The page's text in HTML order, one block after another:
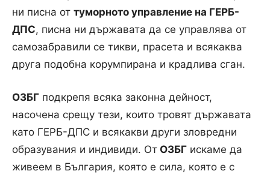
ни писна от туморното управление на ГЕРБ-
ДПС, писна ни държавата да се управлява от
самозабравили се тикви, прасета и всякаква
друга подобна корумпирана и крадлива сган.
ОЗБГ подкрепя всяка законна дейност,
насочена срещу тези, които тровят държавата
като ГЕРБ-ДПС и всякакви други зловредни
образувания и индивиди. От ОЗБГ искаме да
живеем в България, която е сила, която е с